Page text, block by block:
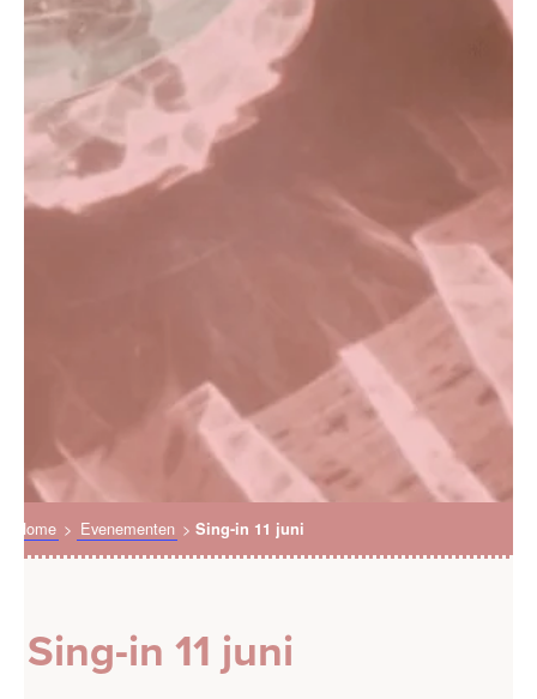
Home > Evenementen >Sing-in 11 juni
Sing-in 11 juni